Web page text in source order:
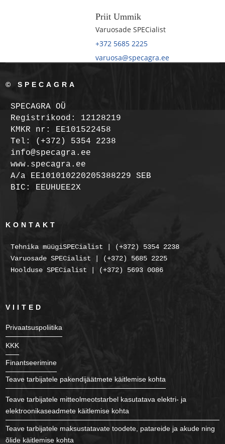
Priit Ummik
Varuosade SPECialist
+372 5685 2225
varuosa@specagra.ee
© SPECAGRA
SPECAGRA OÜ
Registrikood: 12128219
KMKR nr: EE101522458
Tel: (+372) 5354 2238
info@specagra.ee
www.specagra.ee
A/a EE101010220205388229 SEB
BIC: EEUHUEE2X
KONTAKT
Tehnika müügiSPECialist | (+372) 5354 2238
Varuosade SPECialist | (+372) 5685 2225
Hoolduse SPECialist | (+372) 5693 0086
VIITED
Privaatsuspoliitika
KKK
Finantseerimine
Teave tarbijatele pakendijäätmete käitlemise kohta
Teave tarbijatele mitteolmeotstarbel kasutatava elektri- ja
elektroonikaseadmete käitlemise kohta
Teave tarbijatele maksustatavate toodete, patareide ja akude ning
õlide käitlemise kohta